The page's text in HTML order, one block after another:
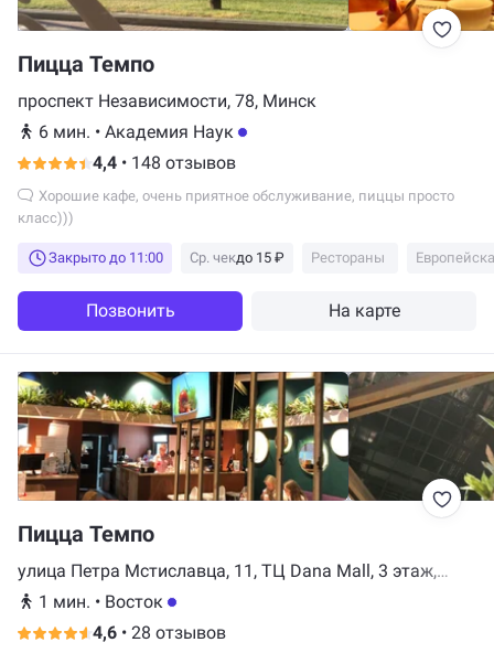
Пицца Темпо
проспект Независимости, 78, Минск
6 мин. • Академия Наук
4,4 • 148 отзывов
класс)))
Закрыто до 11:00 Ср. чекдо 15 ₽ Рестораны
Позвонить На карте
Пицца Темпо
улица Петра Мстиславца, 11, ТЦ Dana Mall, 3 этаж,
Минск
1 мин. • Восток
4,6 • 28 отзывов